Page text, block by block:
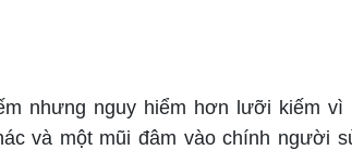
nhưng nguy hiểm hơn lưỡi kiếm vì
và một mũi đâm vào chính người